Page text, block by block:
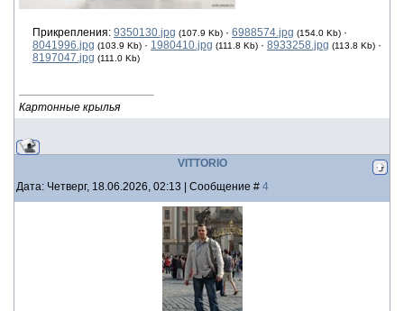
Прикрепления: 9350130.jpg (107.9 Kb) · 6988574.jpg (154.0 Kb) ·
8041996.jpg (103.9 Kb) · 1980410.jpg (111.8 Kb) · 8933258.jpg (113.8 Kb) ·
8197047.jpg (111.0 Kb)
Картонные крылья
VITTORIO
Дата: Четверг, 18.06.2026, 02:13 | Сообщение # 4